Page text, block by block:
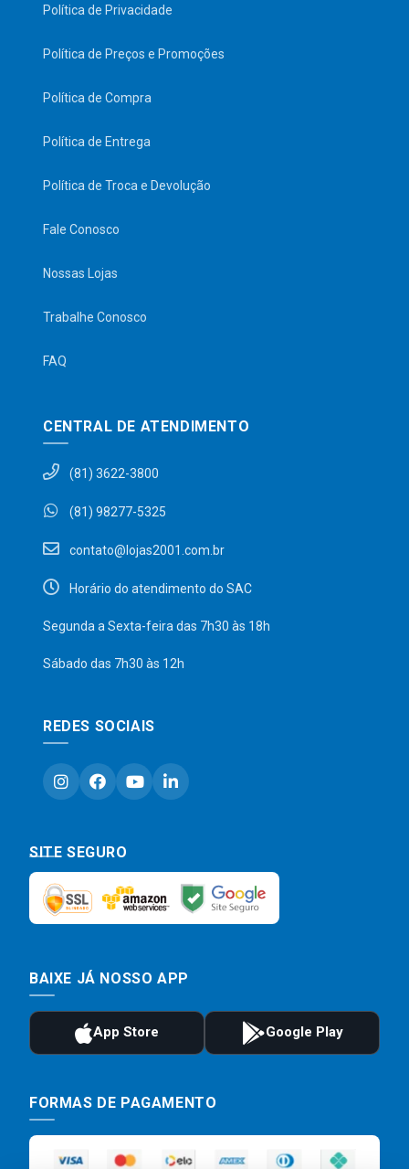
Política de Privacidade
Política de Preços e Promoções
Política de Compra
Política de Entrega
Política de Troca e Devolução
Fale Conosco
Nossas Lojas
Trabalhe Conosco
FAQ
CENTRAL DE ATENDIMENTO
(81) 3622-3800
(81) 98277-5325
contato@lojas2001.com.br
Horário do atendimento do SAC
Segunda a Sexta-feira das 7h30 às 18h
Sábado das 7h30 às 12h
REDES SOCIAIS
SITE SEGURO
BAIXE JÁ NOSSO APP
FORMAS DE PAGAMENTO